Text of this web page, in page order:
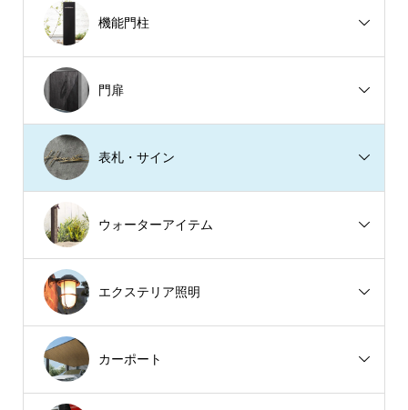
機能門柱
門扉
表札・サイン
ウォーターアイテム
エクステリア照明
カーポート